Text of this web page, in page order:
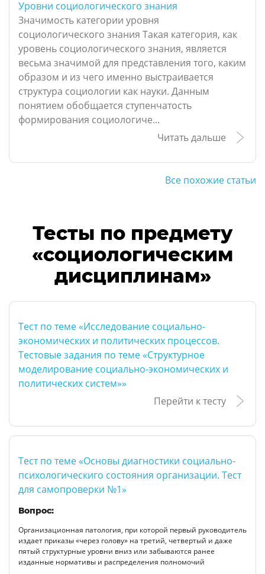
Уровни социологического знания
Значимость категории уровня
социологического знания Такая категория, как
уровень социологического знания, является
весьма значимой для представления того, каким
образом и из чего именно выстраивается
структура социологии как науки. Данным
понятием обобщается ступенчатость
формирования социологиче...
Читать дальше
Все похожие статьи
Тесты по предмету
«социологическим
дисциплинам»
Тест по теме «Исследование социально-
экономических и политических процессов.
Тестовые задания по теме «Структурное
моделирование социально-экономических и
политических систем»»
Перейти к тесту
Тест по теме «Основы диагностики социально-
психологическиго состояния организации. Тест
для самопроверки №1»
Вопрос:
Организационная патология, при которой первый руководитель
издает приказы «через голову» на третий, четвертый и даже
пятый структурные уровни вниз или забываются ранее
изданные нормативы и распределения полномочий